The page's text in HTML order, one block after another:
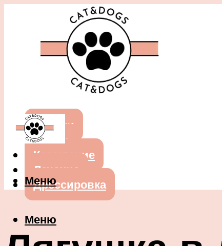
Собаки
Кошки
Кормление
Лечение
Дрессировка
Меню
Меню